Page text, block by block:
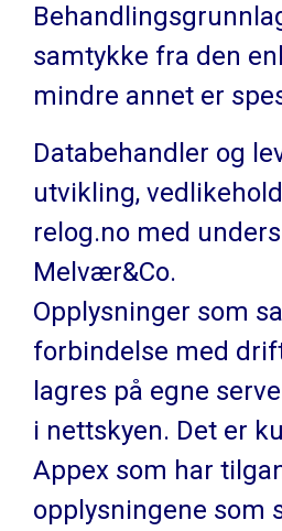
samtykke fra den
mindre annet er
Databehandler og
utvikling,
relog.no med
Melvær&Co.
Opplysninger som
forbindelse med
lagres på egne
i nettskyen. Det er
Appex som har
opplysningene som